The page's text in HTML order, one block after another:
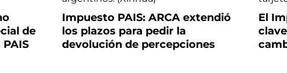
de
Impuesto PAIS: ARCA extendió
los plazos para pedir la
devolución de percepciones
El